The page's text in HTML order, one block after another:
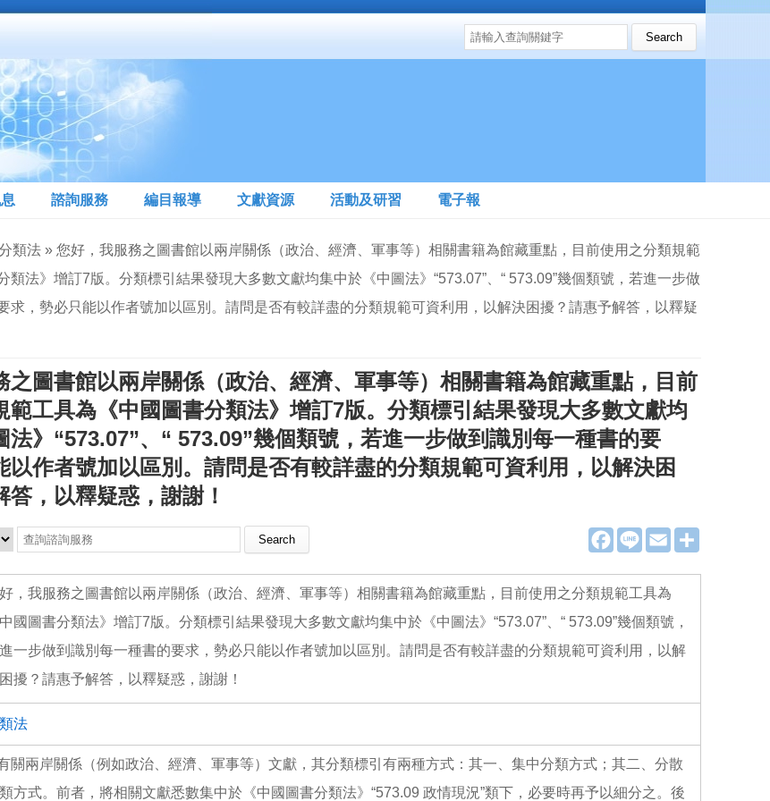
搜尋表單
Search this site
諮詢服務 編目報導 文獻資源 活動及研習 電子報
類法 » 您好，我服務之圖書館以兩岸關係（政治、經濟、軍事等）相關書籍為館藏重點，目前使用之分類規範
類法》增訂7版。分類標引結果發現大多數文獻均集中於《中圖法》“573.07”、“ 573.09”幾個類號，若進一步做
求，勢必只能以作者號加以區別。請問是否有較詳盡的分類規範可資利用，以解決困擾？請惠予解答，以釋疑
之圖書館以兩岸關係（政治、經濟、軍事等）相關書籍為館藏重點，目前
範工具為《中國圖書分類法》增訂7版。分類標引結果發現大多數文獻均
法》“573.07”、“ 573.09”幾個類號，若進一步做到識別每一種書的要
以作者號加以區別。請問是否有較詳盡的分類規範可資利用，以解決困
答，以釋疑惑，謝謝！
F
a
e
b
o
L
e
E
m
i
Search this site
，我服務之圖書館以兩岸關係（政治、經濟、軍事等）相關書籍為館藏重點，目前使用之分類規範工具為
中國圖書分類法》增訂7版。分類標引結果發現大多數文獻均集中於《中圖法》“573.07”、“ 573.09”幾個類號，
一步做到識別每一種書的要求，勢必只能以作者號加以區別。請問是否有較詳盡的分類規範可資利用，以解
擾？請惠予解答，以釋疑惑，謝謝！
法
關兩岸關係（例如政治、經濟、軍事等）文獻，其分類標引有兩種方式：其一、集中分類方式；其二、分散
方式。前者，將相關文獻悉數集中於《中國圖書分類法》“573.09 政情現況”類下，必要時再予以細分之。後